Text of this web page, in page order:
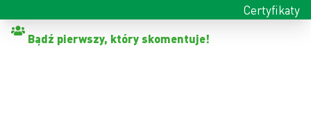
Certyfikaty
Bądź pierwszy, który skomentuje!